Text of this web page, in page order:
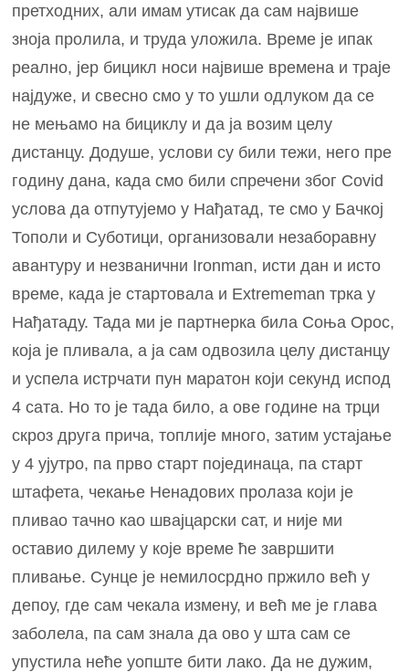
претходних, али имам утисак да сам највише
зноја пролила, и труда уложила. Време је ипак
реално, јер бицикл носи највише времена и траје
најдуже, и свесно смо у то ушли одлуком да се
не мењамо на бициклу и да ја возим целу
дистанцу. Додуше, услови су били тежи, него пре
годину дана, када смо били спречени због Covid
услова да отпутујемо у Нађатад, те смо у Бачкој
Тополи и Суботици, организовали незаборавну
авантуру и незванични Ironman, исти дан и исто
време, када је стартовала и Extrememan трка у
Нађатаду. Тада ми је партнерка била Соња Орос,
која је пливала, а ја сам одвозила целу дистанцу
и успела истрчати пун маратон који секунд испод
4 сата. Но то је тада било, а ове године на трци
скроз друга прича, топлије много, затим устајање
у 4 ујутро, па прво старт појединаца, па старт
штафета, чекање Ненадових пролаза који је
пливао тачно као швајцарски сат, и није ми
оставио дилему у које време ће завршити
пливање. Сунце је немилосрдно пржило већ у
депоу, где сам чекала измену, и већ ме је глава
заболела, па сам знала да ово у шта сам се
упустила неће уопште бити лако. Да не дужим,